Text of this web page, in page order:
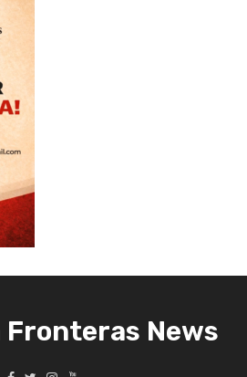
Fronteras News